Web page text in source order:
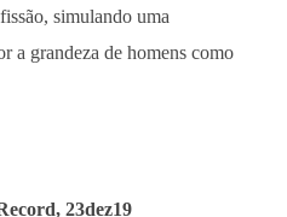
simulando uma
a grandeza de homens como
23dez19